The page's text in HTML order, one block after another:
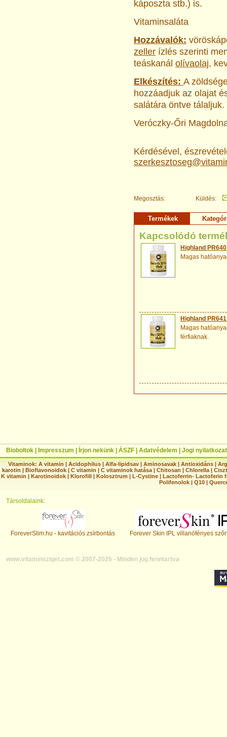
káposzta stb.) is.
Vitaminsaláta
Hozzávalók:
zeller ízlés szerinti
teáskanál olívaolaj,
Elkészítés: A
hozzáadjuk az olajat
salátára öntve tálaljuk.
Veróczky-Őri
Kérdésével,
Megosztás: Küldés:
Termékek
Kapcsolódó
Highland
Magas
Highland
Magas
férfiaknak.
Bioboltok Impresszum Írjon nekünk ÁSZF Adatvédelem Jogi nyilatkozat
Vitaminok: A vitamin |Acidophilus |Alfa-lipidsav |Aminosavak |Antioxidáns |
karotin | Bioflavonoidok | C vitamin | C vitaminok hatása | Chitosan | Chlorella |
K vitamin | Karotinoidok | Klorofill | Kolosztrum | L-Cystine | Lactoferrin- Lactoferin
Polifenolok |Q10 |
Társoldalaink:
ForeverSlim.hu - kavitációs zsírbontás Forever Skin IPL villanófényes
www.vitaminsziget.com © 2007-2026 - Minden jog fenntartva